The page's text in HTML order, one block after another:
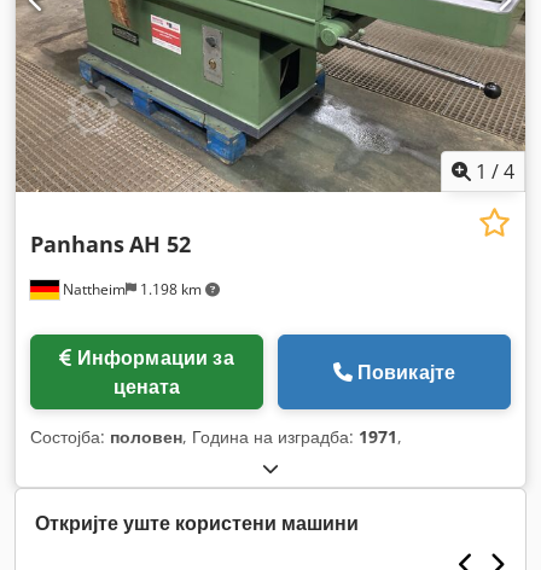
1 /4
Nattheim 1.198 km
PanhansAH 52
цената
Повикајте
Состојба: половен, Година на изградба: 1971,
Откријте уште користени машини